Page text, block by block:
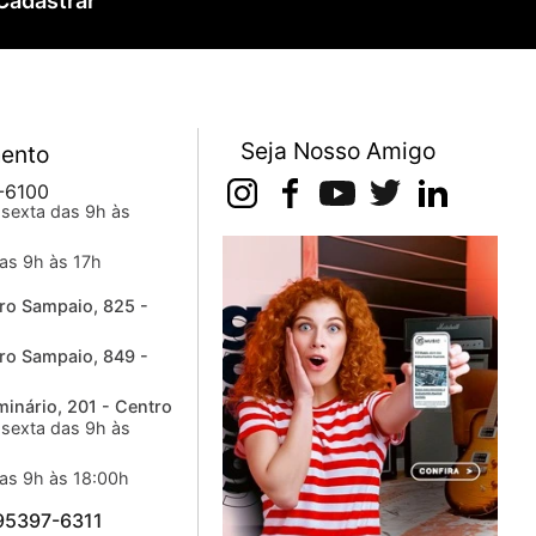
das 9h às
9h às 17h
Sampaio, 825 -
Sampaio, 849 -
201 - Centro
das 9h às
9h às 18:00h
6311
Seja Nosso Amigo